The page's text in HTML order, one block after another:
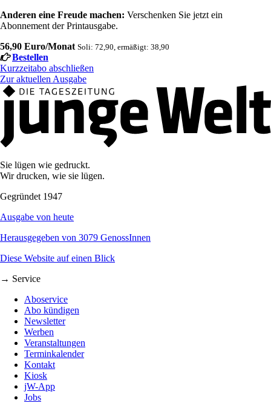
Anderen eine Freude machen: Verschenken Sie jetzt ein
Abonnement der Printausgabe.
56,90 Euro/Monat Soli: 72,90, ermäßigt: 38,90
Bestellen
Kurzzeitabo abschließen
Zur aktuellen Ausgabe
Sie lügen wie gedruckt.
Wir drucken, wie sie lügen.
Gegründet 1947
Ausgabe von heute
Herausgegeben von 3079 GenossInnen
Diese Website auf einen Blick
→ Service
Aboservice
Abo kündigen
Newsletter
Werben
Veranstaltungen
Terminkalender
Kontakt
Kiosk
jW-App
Jobs